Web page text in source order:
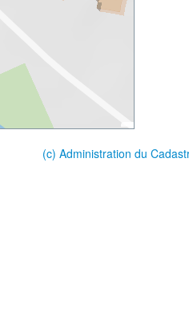
(c) Administration du